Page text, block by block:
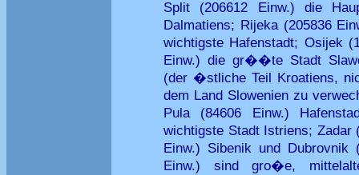
Split (206612 Einw.) die
Dalmatiens; Rijeka (205836
wichtigste Hafenstadt; Osijek
Einw.) die gr��te Stadt
(der �stliche Teil Kroatiens,
dem Land Slowenien zu
Pula (84606 Einw.)
wichtigste Stadt Istriens; Zadar
Einw.) Sibenik und Dubrovnik
Einw.) sind gro�e,